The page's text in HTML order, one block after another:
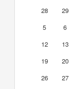
28
29
5
6
12
13
19
20
26
27